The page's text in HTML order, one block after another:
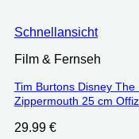
Schnellansicht
Film & Fernseh
Tim Burtons Disney
Zippermouth 25 cm
29.99 €